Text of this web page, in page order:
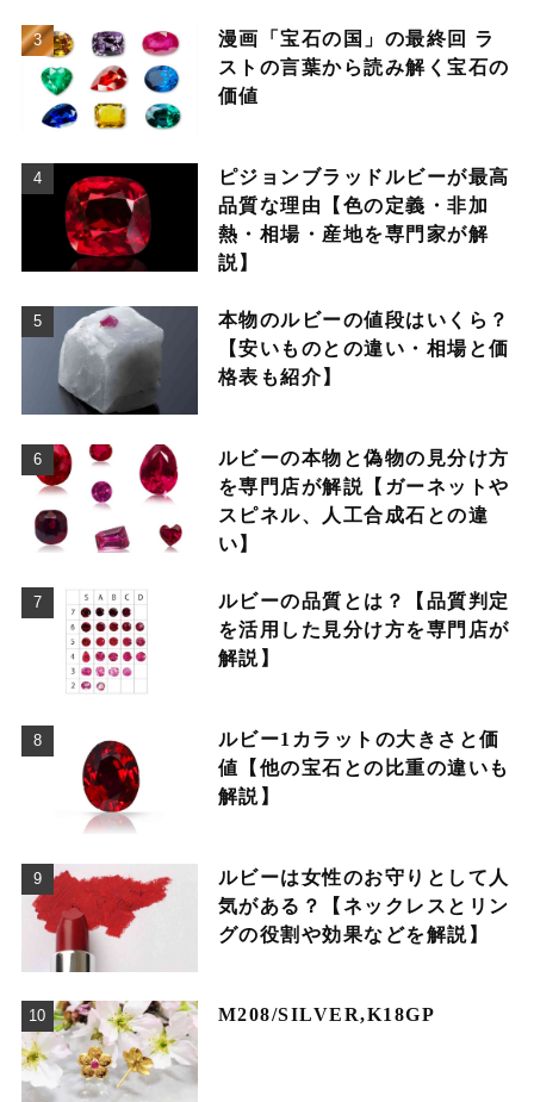
漫画「宝石の国」の最終回 ラ
ストの言葉から読み解く宝石の
価値
ピジョンブラッドルビーが最高
品質な理由【色の定義・非加
熱・相場・産地を専門家が解
説】
本物のルビーの値段はいくら？
【安いものとの違い・相場と価
格表も紹介】
ルビーの本物と偽物の見分け方
を専門店が解説【ガーネットや
スピネル、人工合成石との違
い】
ルビーの品質とは？【品質判定
を活用した見分け方を専門店が
解説】
ルビー1カラットの大きさと価
値【他の宝石との比重の違いも
解説】
ルビーは女性のお守りとして人
気がある？【ネックレスとリン
グの役割や効果などを解説】
M208/SILVER,K18GP